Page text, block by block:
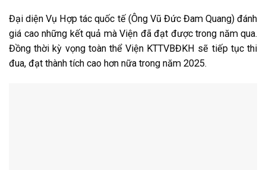
Đại diện Vụ Hợp tác quốc tế (Ông Vũ Đức Đam Quang) đánh
giá cao những kết quả mà Viện đã đạt được trong năm qua.
Đồng thời kỳ vọng toàn thể Viện KTTVBĐKH sẽ tiếp tục thi
đua, đạt thành tích cao hơn nữa trong năm 2025.